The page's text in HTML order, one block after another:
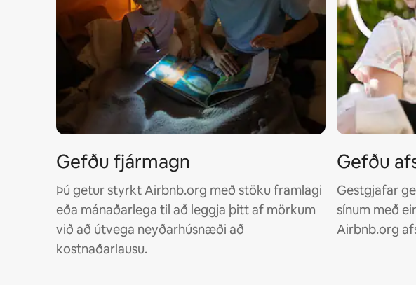
Gefðu fjármagn
Þú getur styrkt Airbnb.org með stöku framlagi
eða mánaðarlega til að leggja þitt af mörkum
við að útvega neyðarhúsnæði að
kostnaðarlausu.
Gefðu
Gestgjafar
sínum með
Airbnb.org